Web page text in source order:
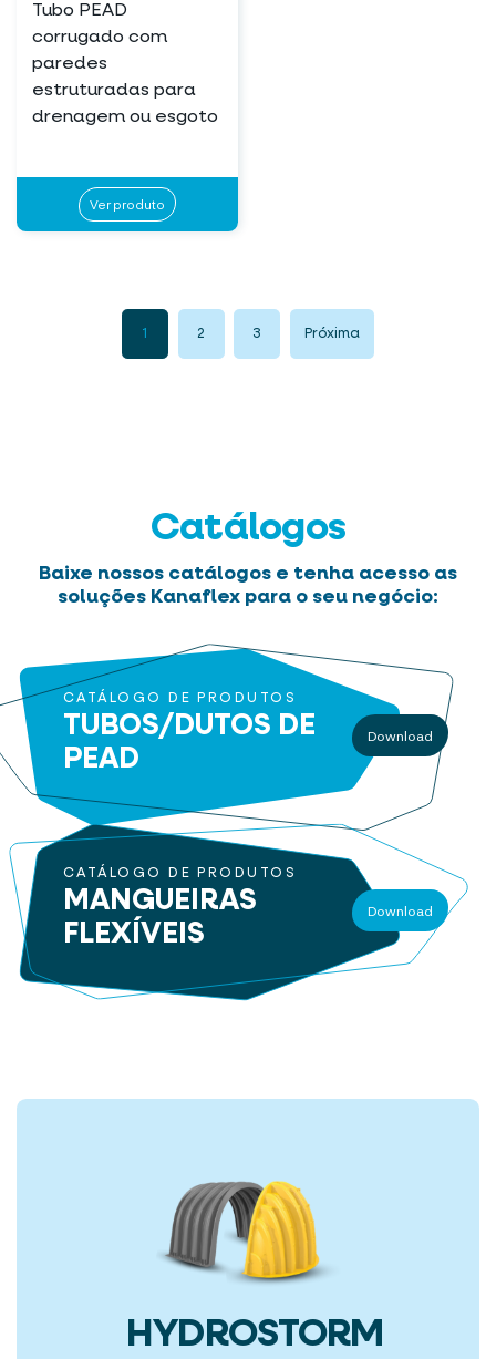
Tubo PEAD
corrugado com
paredes
estruturadas para
drenagem ou esgoto
Ver produto
1 2 3 Próxima
Catálogos
Baixe nossos catálogos e tenha acesso as
soluções Kanaflex para o seu negócio:
CATÁLOGO DE PRODUTOS
TUBOS/DUTOS DE
PEAD
Download
CATÁLOGO DE PRODUTOS
MANGUEIRAS
FLEXÍVEIS
Download
HYDROSTORM